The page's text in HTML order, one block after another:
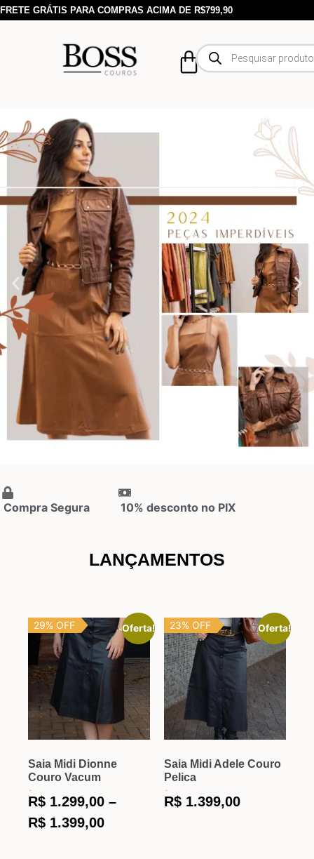
FRETE GRÁTIS PARA COMPRAS ACIMA DE R$799,90
Compra Segura 10% desconto no PIX
LANÇAMENTOS
Oferta!
29% OFF
Saia Midi Dionne
Couro Vacum
5.00
de
5R$ 1.299,00 –
R$ 1.399,00
Oferta!
23% OFF
Saia Midi Adele Couro
Pelica
5.00
de
5R$ 1.399,00